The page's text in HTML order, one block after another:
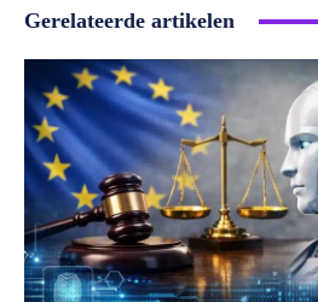
Gerelateerde artikelen